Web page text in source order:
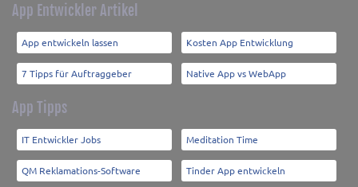
App Entwickler Artikel
App entwickeln lassen Kosten App Entwicklung
7 Tipps für Auftraggeber Native App vs WebApp
App Tipps
IT Entwickler Jobs Meditation Time
QM Reklamations-Software Tinder App entwickeln